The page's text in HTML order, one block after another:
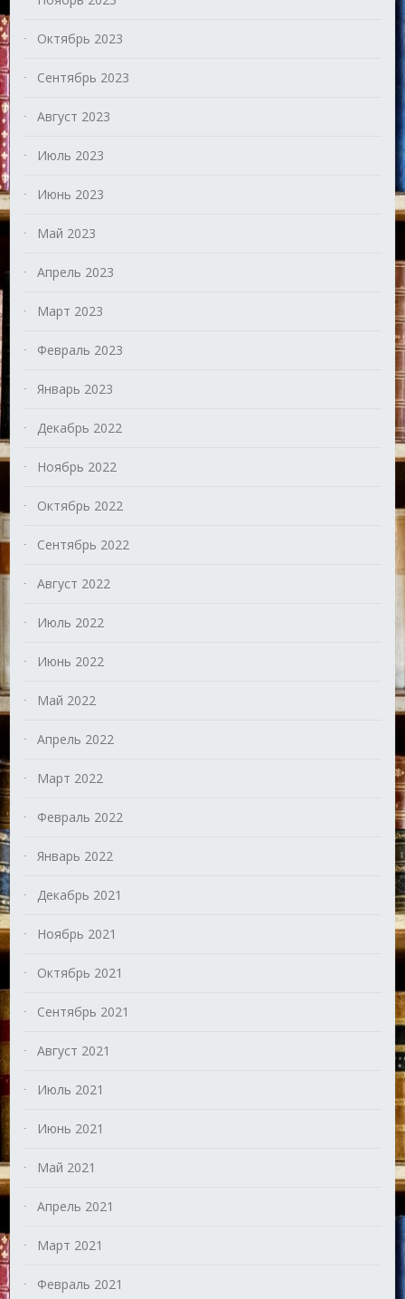
Октябрь 2023
Сентябрь 2023
Август 2023
Июль 2023
Июнь 2023
Май 2023
Апрель 2023
Март 2023
Февраль 2023
Январь 2023
Декабрь 2022
Ноябрь 2022
Октябрь 2022
Сентябрь 2022
Август 2022
Июль 2022
Июнь 2022
Май 2022
Апрель 2022
Март 2022
Февраль 2022
Январь 2022
Декабрь 2021
Ноябрь 2021
Октябрь 2021
Сентябрь 2021
Август 2021
Июль 2021
Июнь 2021
Май 2021
Апрель 2021
Март 2021
Февраль 2021